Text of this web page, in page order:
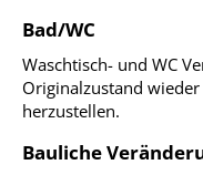
Bad/WC
Waschtisch- und WC
Originalzustand wieder
herzustellen.
Bauliche